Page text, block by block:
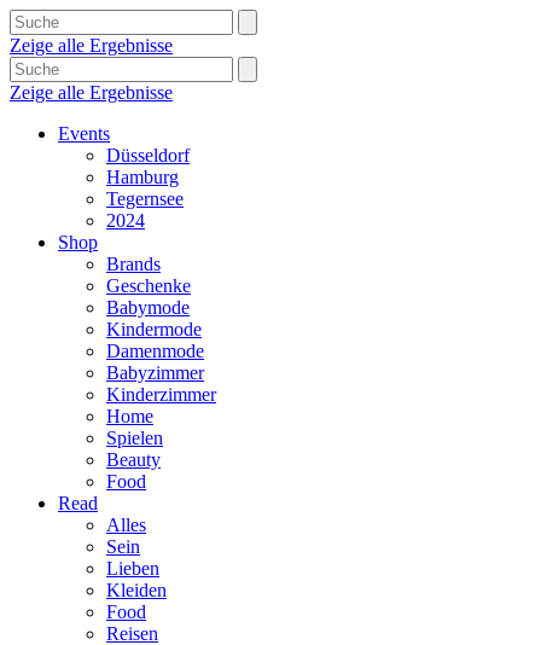
Zeige alle Ergebnisse
Zeige alle Ergebnisse
Events
Düsseldorf
Hamburg
Tegernsee
2024
Shop
Brands
Geschenke
Babymode
Kindermode
Damenmode
Babyzimmer
Kinderzimmer
Home
Spielen
Beauty
Food
Read
Alles
Sein
Lieben
Kleiden
Food
Reisen